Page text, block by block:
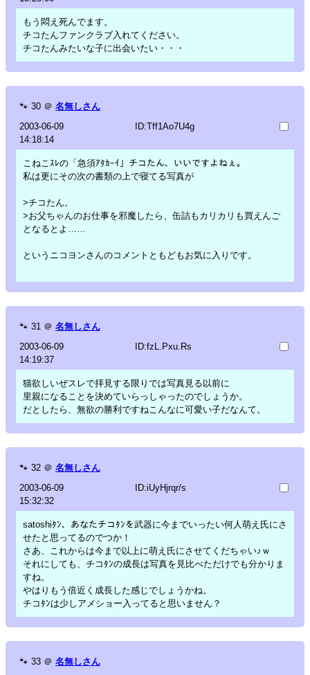
もう悶え死んでます。
チコたんファンクラブ入れてください。
チコたんみたいな子に出会いたい・・・
🐾 30 ＠ 名無しさん
2003-06-09
14:18:14
ID:Tff1Ao7U4g
こねこｽﾚの「急須ｱﾀｶｰｲ」チコたん、いいですよねぇ。
私は更にその次の書類の上で寝てる写真が
>チコたん。
>お父ちゃんのお仕事を邪魔したら、缶詰もカリカリも買えんご
となるとよ……
というニコヨンさんのコメントともどもお気に入りです。
🐾 31 ＠ 名無しさん
2003-06-09
14:19:37
ID:fzL.Pxu.Rs
猫欲しいぜスレで拝見する限りでは写真見る以前に
里親になることを決めていらっしゃったのでしょうか。
だとしたら、無欲の勝利ですねこんなに可愛い子だなんて。
🐾 32 ＠ 名無しさん
2003-06-09
15:32:32
ID:iUyHjrqr/s
satoshiﾀﾝ、あなたチコﾀﾝを武器に今までいったい何人萌え氏にさ
せたと思ってるのでつか！
さあ、これからは今まで以上に萌え氏にさせてくだちゃい♪ｗ
それにしても、チコﾀﾝの成長は写真を見比べただけでも分かりま
すね。
やはりもう倍近く成長した感じでしょうかね。
チコﾀﾝは少しアメショー入ってると思いません？
🐾 33 ＠ 名無しさん